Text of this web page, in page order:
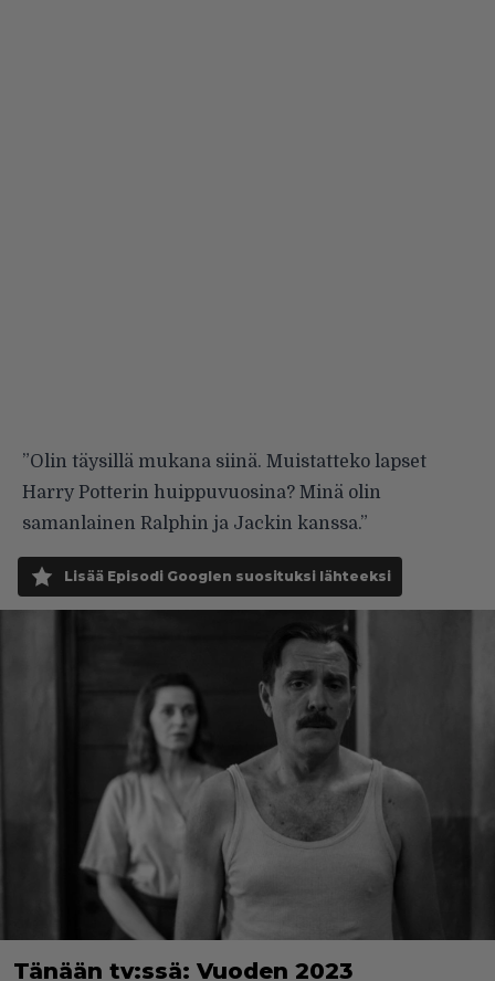
”Olin täysillä mukana siinä. Muistatteko lapset
Harry Potterin huippuvuosina? Minä olin
samanlainen Ralphin ja Jackin kanssa.”
Lisää Episodi Googlen suosituksi lähteeksi
Tänään tv:ssä: Vuoden 2023